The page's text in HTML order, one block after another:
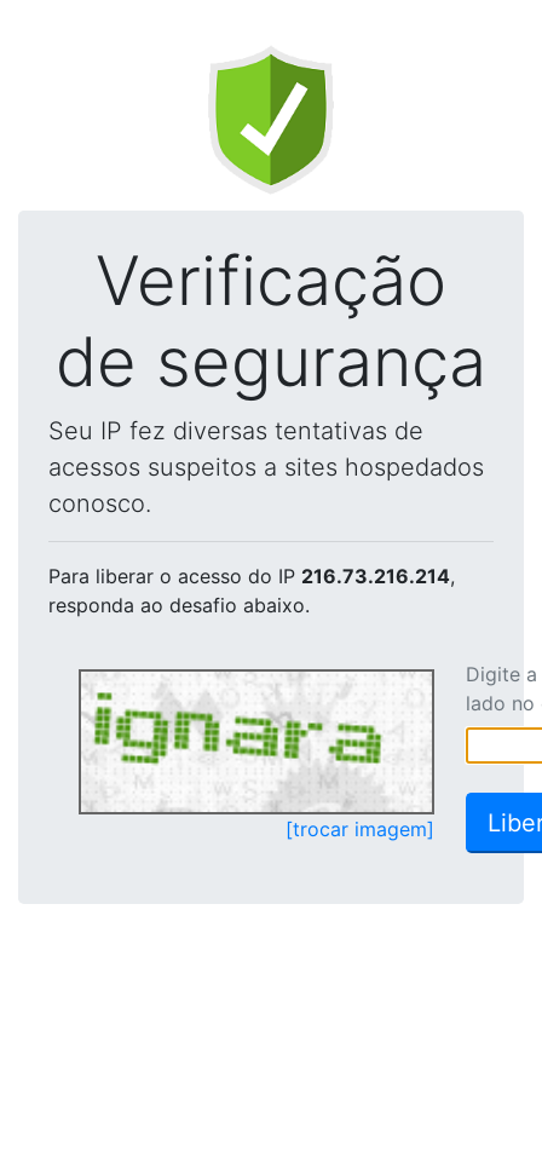
Verificação
de segurança
Seu IP fez diversas tentativas de
acessos suspeitos a sites hospedados
conosco.
Para liberar o acesso do IP 216.73.216.214,
responda ao desafio abaixo.
[trocar imagem]
Digite
lado no